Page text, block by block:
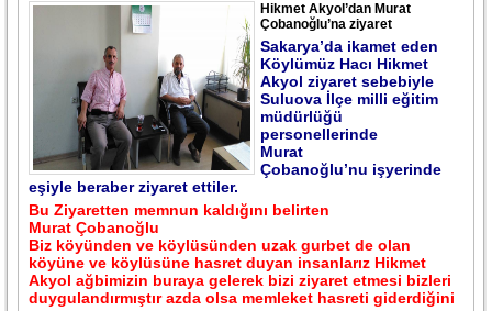
Hikmet Akyol’dan Murat
Çobanoğlu’na ziyaret
Sakarya’da ikamet eden
Köylümüz Hacı Hikmet
Akyol ziyaret sebebiyle
Suluova İlçe milli eğitim
müdürlüğü
personellerinde
Murat
Çobanoğlu’nu işyerinde
eşiyle beraber ziyaret ettiler.
Bu Ziyaretten memnun kaldığını belirten
Murat Çobanoğlu
Biz köyünden ve köylüsünden uzak gurbet de olan
köyüne ve köylüsüne hasret duyan insanlarız Hikmet
Akyol ağbimizin buraya gelerek bizi ziyaret etmesi bizleri
duygulandırmıştır azda olsa memleket hasreti giderdiğini